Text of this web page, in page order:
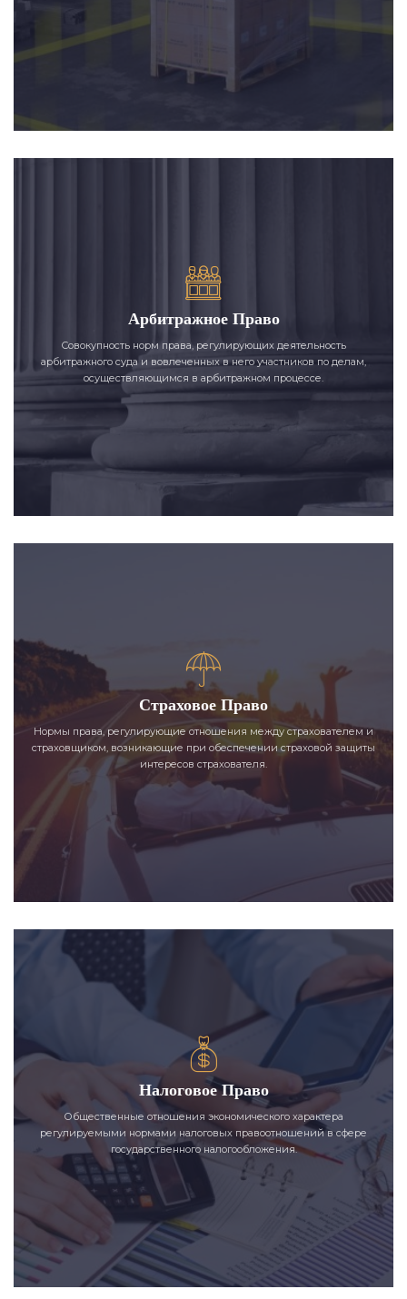
Арбитражное Право
Совокупность норм права, регулирующих деятельность
арбитражного суда и вовлеченных в него участников по делам,
осуществляющимся в арбитражном процессе.
Страховое Право
Нормы права, регулирующие отношения между страхователем и
страховщиком, возникающие при обеспечении страховой защиты
интересов страхователя.
Налоговое Право
Общественные отношения экономического характера
регулируемыми нормами налоговых правоотношений в сфере
государственного налогообложения.